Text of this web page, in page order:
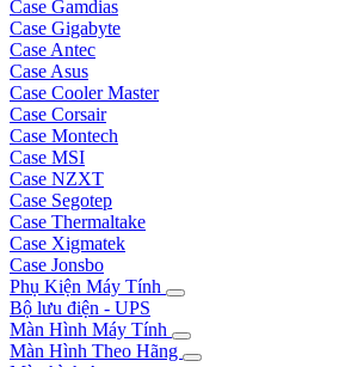
Case Gamdias
Case Gigabyte
Case Antec
Case Asus
Case Cooler Master
Case Corsair
Case Montech
Case MSI
Case NZXT
Case Segotep
Case Thermaltake
Case Xigmatek
Case Jonsbo
Phụ Kiện Máy Tính
Bộ lưu điện - UPS
Màn Hình Máy Tính
Màn Hình Theo Hãng